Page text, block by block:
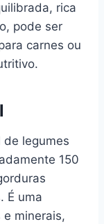
rica
pode ser
carnes ou
de legumes
150
É uma
minerais,